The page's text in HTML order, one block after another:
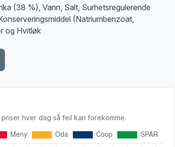
(38 %), Vann, Salt, Surhetsregulerende
(Natriumbenzoat,
og Hvitløk
hver dag så feil kan forekomme.